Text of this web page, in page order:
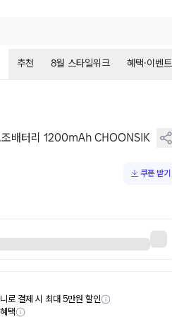
추천 8월 스타일위크 혜택·이벤트
조배터리 1200mAh CHOONSIK
쿠폰 받기
로 결제 시 최대 5만원 할인
택